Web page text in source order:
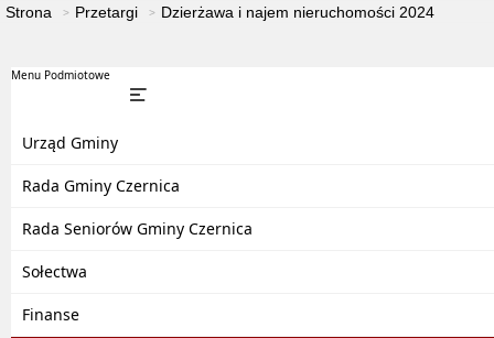
Strona Przetargi Dzierżawa i najem nieruchomości 2024
Menu Podmiotowe
Urząd Gminy
Rada Gminy Czernica
Rada Seniorów Gminy Czernica
Sołectwa
Finanse